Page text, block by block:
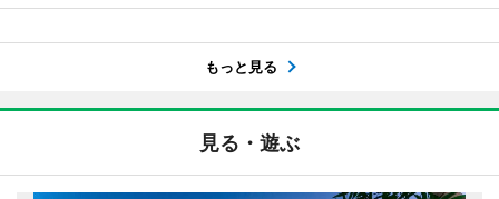
もっと見る
見る・遊ぶ